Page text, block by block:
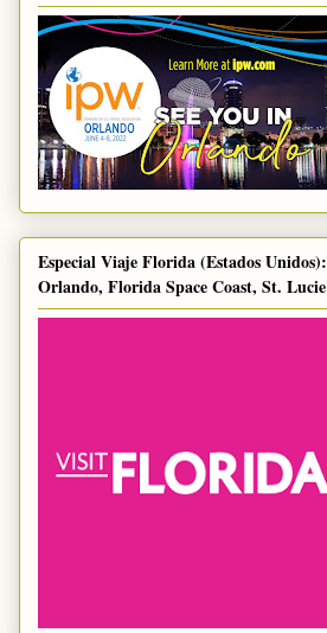
Especial Viaje Florida (Estados Unidos):
Orlando, Florida Space Coast, St. Lucie